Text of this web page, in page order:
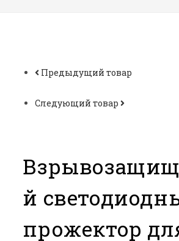
Предыдущий товар
Следующий товар
й
прожектор